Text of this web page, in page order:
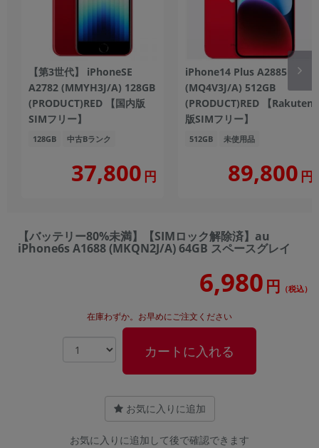
【第3世代】 iPhoneSE
A2782 (MMYH3J/A) 128GB
(PRODUCT)RED 【国内版
SIMフリー】
128GB 中古Bランク
37,800 円
iPhone14 Plus A2885
(MQ4V3J/A) 512GB
(PRODUCT)RED 【Rakuten
版SIMフリー】
512GB 未使用品
89,800 円
【バッテリー80%未満】【SIMロック解除済】au
iPhone6s A1688 (MKQN2J/A) 64GB スペースグレイ
6,980 円 （税込）
在庫わずか。お早めにご注文ください
カートに入れる
お気に入りに追加
お気に入りに追加して後で確認できます